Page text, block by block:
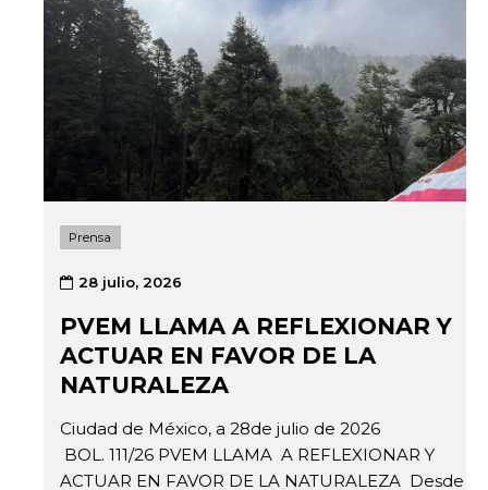
Prensa
28 julio, 2026
PVEM LLAMA A REFLEXIONAR Y
ACTUAR EN FAVOR DE LA
NATURALEZA
Ciudad de México, a 28de julio de 2026
BOL. 111/26 PVEM LLAMA A REFLEXIONAR Y
ACTUAR EN FAVOR DE LA NATURALEZA Desde